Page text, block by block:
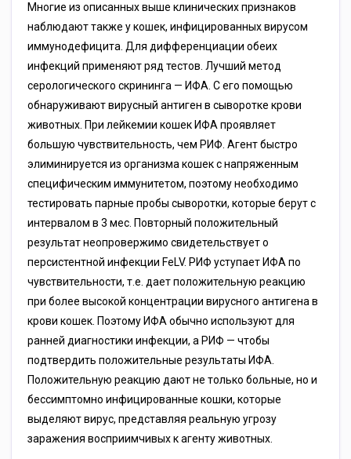
Многие из описанных выше клинических признаков
наблюдают также у кошек, инфицированных вирусом
иммунодефицита. Для дифференциации обеих
инфекций применяют ряд тестов. Лучший метод
серологического скрининга — ИФА. С его помощью
обнаруживают вирусный антиген в сыворотке крови
животных. При лейкемии кошек ИФА проявляет
большую чувствительность, чем РИФ. Агент быстро
элиминируется из организма кошек с напряженным
специфическим иммунитетом, поэтому необходимо
тестировать парные пробы сыворотки, которые берут с
интервалом в 3 мес. Повторный положительный
результат неопровержимо свидетельствует о
персистентной инфекции FеLV. РИФ уступает ИФА по
чувствительности, т.е. дает положительную реакцию
при более высокой концентрации вирусного антигена в
крови кошек. Поэтому ИФА обычно используют для
ранней диагностики инфекции, а РИФ — чтобы
подтвердить положительные результаты ИФА.
Положительную реакцию дают не только больные, но и
бессимптомно инфицированные кошки, которые
выделяют вирус, представляя реальную угрозу
заражения восприимчивых к агенту животных.